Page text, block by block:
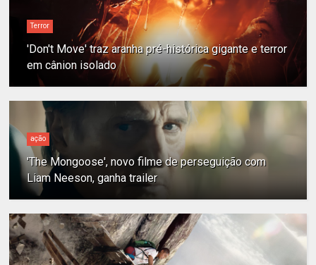
Terror
'Don't Move' traz aranha pré-histórica gigante e terror
em cânion isolado
ação
'The Mongoose', novo filme de perseguição com
Liam Neeson, ganha trailer